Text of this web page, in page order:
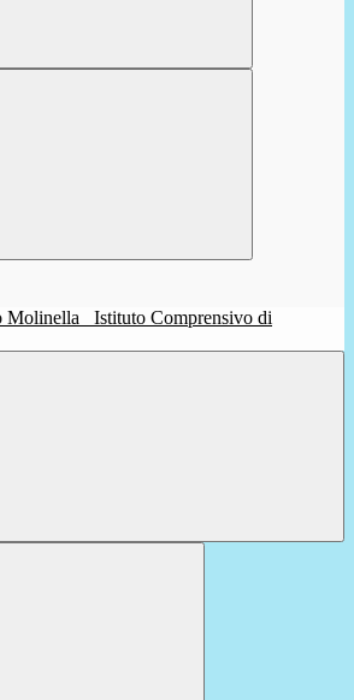
Istituto Comprensivo di